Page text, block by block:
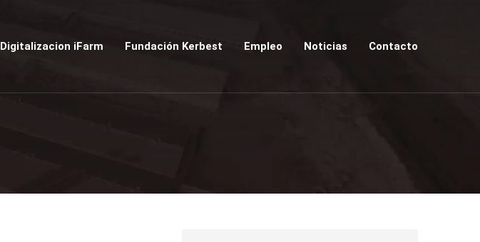
Digitalizacion iFarm Fundación Kerbest Empleo Noticias Contacto